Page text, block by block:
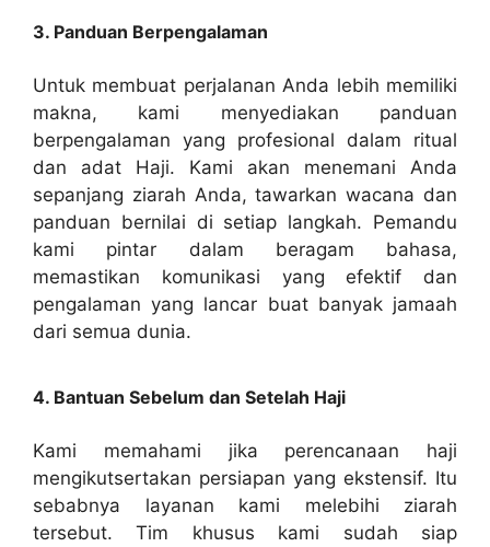
3. Panduan Berpengalaman
Untuk membuat perjalanan Anda lebih memiliki
makna, kami menyediakan panduan
berpengalaman yang profesional dalam ritual
dan adat Haji. Kami akan menemani Anda
sepanjang ziarah Anda, tawarkan wacana dan
panduan bernilai di setiap langkah. Pemandu
kami pintar dalam beragam bahasa,
memastikan komunikasi yang efektif dan
pengalaman yang lancar buat banyak jamaah
dari semua dunia.
4. Bantuan Sebelum dan Setelah Haji
Kami memahami jika perencanaan haji
mengikutsertakan persiapan yang ekstensif. Itu
sebabnya layanan kami melebihi ziarah
tersebut. Tim khusus kami sudah siap